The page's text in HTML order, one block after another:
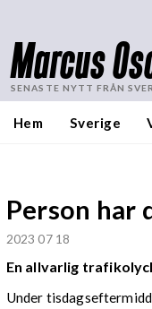
Marcus
SENASTE NYTT FRÅN
Hem Sverige
Person har
2023 07 18
En allvarlig
Under